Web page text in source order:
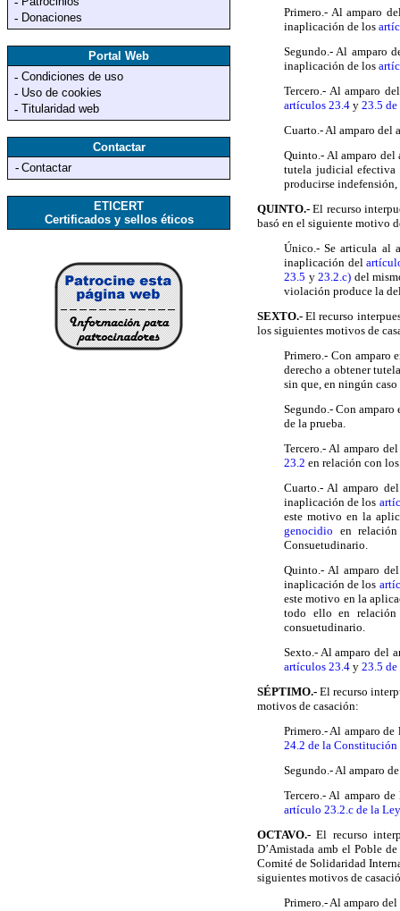
- Donaciones
Portal Web
- Condiciones de uso
- Uso de cookies
- Titularidad web
Contactar
- Contactar
ETICERT
Certificados y sellos éticos
Primero.- Al amparo
inaplicación de los
Segundo.- Al amparo
inaplicación de los
Tercero.- Al amparo
artículos 23.4 y 23.5
Cuarto.- Al amparo del
Quinto.- Al amparo del
tutela judicial efectiva
producirse
QUINTO.- El recurso
basó en el siguiente motivo
Único.- Se articula al
inaplicación del
23.5 y23.2.c) del
violación produce la
SEXTO.- El recurso
los siguientes motivos de
Primero.- Con amparo
derecho a obtener
sin que, en ningún
Segundo.- Con
de la prueba.
Tercero.- Al amparo
23.2 en relación con
Cuarto.- Al amparo
inaplicación de los
este motivo en la
genocidio en
Consuetudinario.
Quinto.- Al amparo
inaplicación de los
este motivo en la
todo ello en
consuetudinario.
Sexto.- Al amparo del
artículos 23.4 y 23.5
SÉPTIMO.- El recurso
motivos de casación:
Primero.- Al amparo
24.2 de la Constitución
Segundo.- Al amparo
Tercero.- Al amparo
artículo 23.2.c de la
OCTAVO.- El recurso
D’Amistada amb el Poble
Comité de Solidaridad
siguientes motivos de
Primero.- Al amparo